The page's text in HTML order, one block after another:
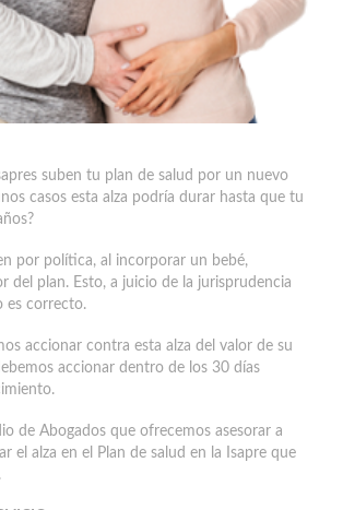
suben tu plan de salud por un nuevo
casos esta alza podría durar hasta que tu
por política, al incorporar un bebé,
del plan. Esto, a juicio de la jurisprudencia
es correcto.
accionar contra esta alza del valor de su
accionar dentro de los 30 días
de Abogados que ofrecemos asesorar a
el alza en el Plan de salud en la Isapre que